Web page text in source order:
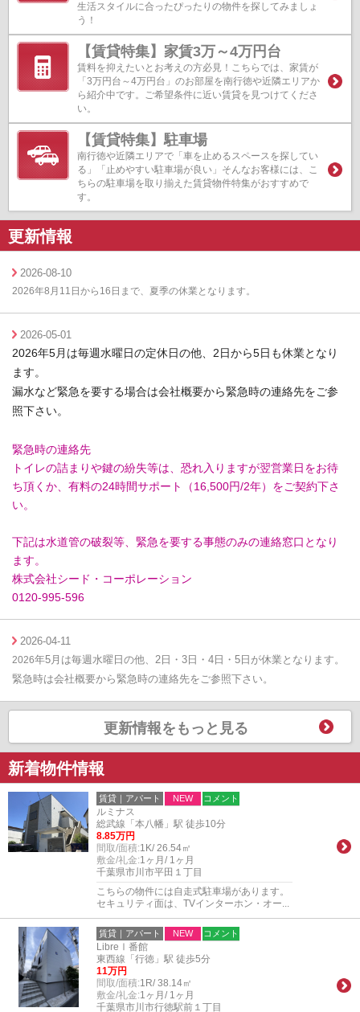
生活スタイルに合ったぴったりの物件を探してみましょ
う！
【賃貸特集】家賃3万～4万円台
賃料を抑えたいとお考えの方必見！こちらでは、家賃が
「3万円台～4万円台」のお部屋を南行徳や近隣エリアか
ら紹介中です。ご希望条件に近い賃貸を見つけてくださ
い。
【賃貸特集】駐車場
南行徳や近隣エリアで「車を止めるスペースを探してい
る」「止めやすい駐車場が良い」そんなお客様には、こ
ちらの駐車場を取り揃えた賃貸物件特集がおすすめで
す。
更新情報
2026-08-10
2026年8月11日から16日まで、夏季の休業となります。
2026-05-01
2026年5月は毎週水曜日の定休日の他、2日から5日も休業となり
ます。
漏水など緊急を要する場合は会社概要から緊急時の連絡先をご参
照下さい。
緊急時の連絡先
トイレの詰まりや鍵の紛失等は、恐れ入りますが翌営業日をお待
ち頂くか、有料の24時間サポート（16,500円/2年）をご契約下さ
い。
下記は水道管の破裂等、緊急を要する事態のみの連絡窓口となり
ます。
株式会社シード・コーポレーション
0120-995-596
2026-04-11
2026年5月は毎週水曜日の他、2日・3日・4日・5日が休業となります。
緊急時は会社概要から緊急時の連絡先をご参照下さい。
更新情報をもっと見る
新着物件情報
賃貸｜アパート NEW コメント
ルミナス
総武線「本八幡」駅 徒歩10分
8.85万円
間取/面積:1K/ 26.54㎡
敷金/礼金:1ヶ月/ 1ヶ月
千葉県市川市平田１丁目
こちらの物件には自走式駐車場があります。
セキュリティ面は、TVインターホン・オー...
賃貸｜アパート NEW コメント
LibreⅠ番館
東西線「行徳」駅 徒歩5分
11万円
間取/面積:1R/ 38.14㎡
敷金/礼金:1ヶ月/ 1ヶ月
千葉県市川市行徳駅前１丁目